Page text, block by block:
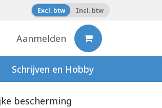
Excl. btw Incl. btw
Aanmelden
Schrijven en Hobby
bescherming